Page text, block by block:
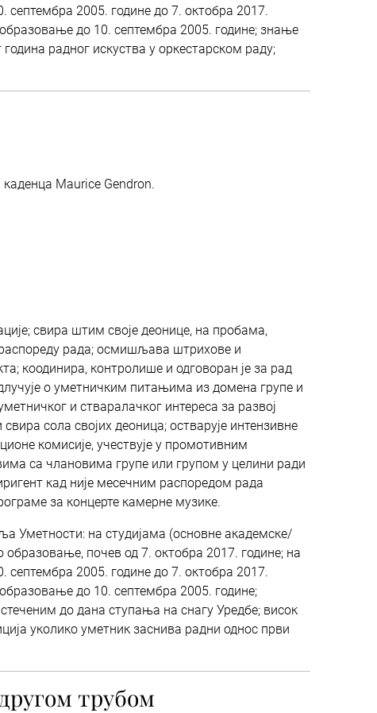
септембра 2005. године до 7. октобра 2017.
до 10. септембра 2005. године; знање
радног искуства у оркестарском раду;
Maurice Gendron.
свира штим своје деонице, на пробама,
рада; осмишљава штрихове и
коодинира, контролише и одговоран је за рад
о уметничким питањима из домена групе и
и стваралачког интереса за развој
сола својих деоница; остварује интензивне
комисије, учествује у промотивним
са члановима групе или групом у целини ради
кад није месечним распоредом рада
за концерте камерне музике.
Уметности: на студијама (основне академске/
образовање, почев од 7. октобра 2017. године; на
септембра 2005. године до 7. октобра 2017.
до 10. септембра 2005. године;
до дана ступања на снагу Уредбе; висок
уколико уметник заснива радни однос први
трубом